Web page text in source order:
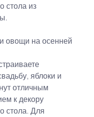
стола из
овощи на осенней
яблоки и
отличным
к декору
стола. Для